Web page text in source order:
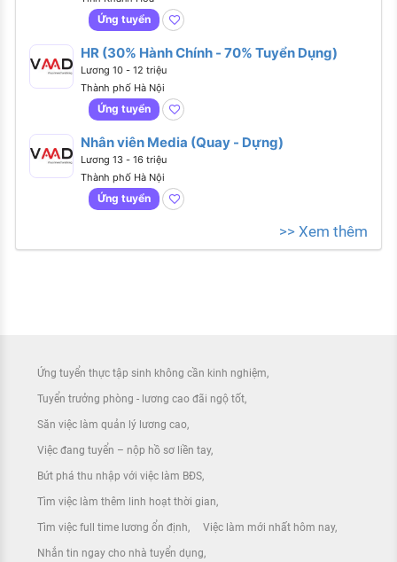
Ứng tuyển
HR (30% Hành Chính - 70% Tuyển Dụng)
Lương 10 - 12 triệu
Thành phố Hà Nội
Ứng tuyển
Nhân viên Media (Quay - Dựng)
Lương 13 - 16 triệu
Thành phố Hà Nội
Ứng tuyển
>> Xem thêm
Ứng tuyển thực tập sinh không cần kinh nghiệm
Tuyển trưởng phòng - lương cao đãi ngộ tốt
Săn việc làm quản lý lương cao
Việc đang tuyển – nộp hồ sơ liền tay
Bứt phá thu nhập với việc làm BĐS
Tìm việc làm thêm linh hoạt thời gian
Tìm việc full time lương ổn định Việc làm mới nhất hôm nay
Nhắn tin ngay cho nhà tuyển dụng